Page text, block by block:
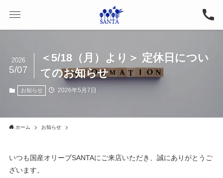
＜5/18（月）より＞ 定休日につい
てのお知らせ
2026
5/07
お知らせ 2026年5月7日
ホーム お知らせ
いつも国産オリーブSANTAにご来店いただき、誠にありがとうご
ざいます。